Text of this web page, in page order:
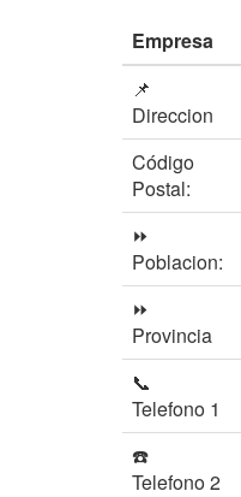
Empresa
📌
Direccion
Código
Postal:
⏩
Poblacion:
⏩
Provincia
📞
Telefono 1
☎️
Telefono 2